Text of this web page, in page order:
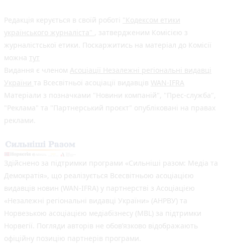
Редакція керується в своїй роботі "Кодексом етики
українського журналіста" , затвердженим Комісією з
журналістської етики. Поскаржитись на матеріал до Комісії
можна тут
Видання є членом Асоціації Незалежні регіональні видавці
України та Всесвітньої асоціації видавців WAN-IFRA
Матеріали з позначками "Новини компаній", "Прес-служба",
"Реклама" та "Партнерський проєкт" опубліковані на правах
реклами.
Здійснено за підтримки програми «Сильніші разом: Медіа та
Демократія», що реалізується Всесвітньою асоціацією
видавців новин (WAN-IFRA) у партнерстві з Асоціацією
«Незалежні регіональні видавці України» (АНРВУ) та
Норвезькою асоціацією медіабізнесу (MBL) за підтримки
Норвегії. Погляди авторів не обов’язково відображають
офіційну позицію партнерів програми.